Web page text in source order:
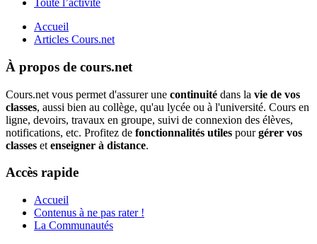
Toute l’activité
Accueil
Articles Cours.net
À propos de cours.net
Cours.net vous permet d'assurer une continuité dans la vie de vos
classes, aussi bien au collège, qu'au lycée ou à l'université. Cours en
ligne, devoirs, travaux en groupe, suivi de connexion des élèves,
notifications, etc. Profitez de fonctionnalités utiles pourgérer vos
classes et enseigner à distance.
Accès rapide
Accueil
Contenus à ne pas rater !
La Communautés